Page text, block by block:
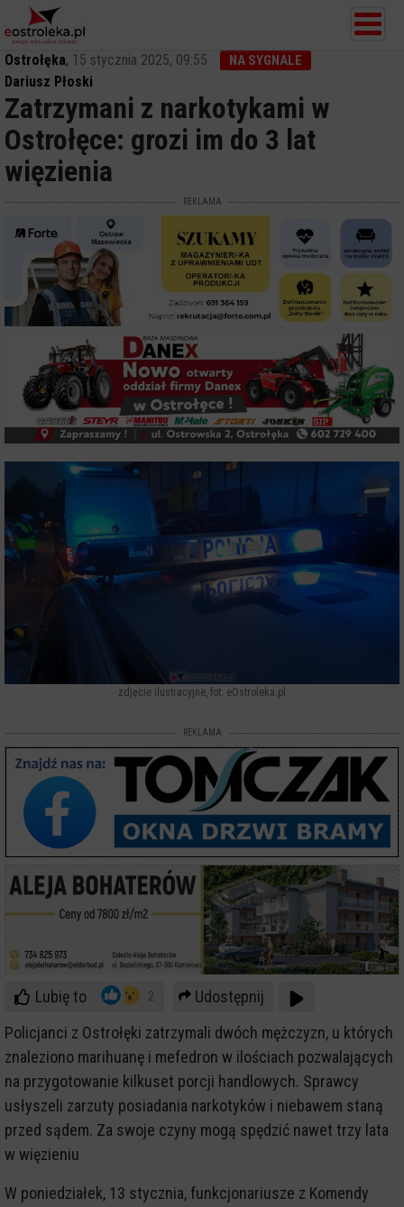
Ostrołęka, 15 stycznia 2025, 09:55 NA SYGNALE
Dariusz Płoski
Zatrzymani z narkotykami w
Ostrołęce: grozi im do 3 lat
więzienia
REKLAMA
zdjęcie ilustracyjne, fot. eOstroleka.pl
REKLAMA
Lubię to 2
Udostępnij
Policjanci z Ostrołęki zatrzymali dwóch mężczyzn, u których
znaleziono marihuanę i mefedron w ilościach pozwalających
na przygotowanie kilkuset porcji handlowych. Sprawcy
usłyszeli zarzuty posiadania narkotyków i niebawem staną
przed sądem. Za swoje czyny mogą spędzić nawet trzy lata
w więzieniu
W poniedziałek, 13 stycznia, funkcjonariusze z Komendy